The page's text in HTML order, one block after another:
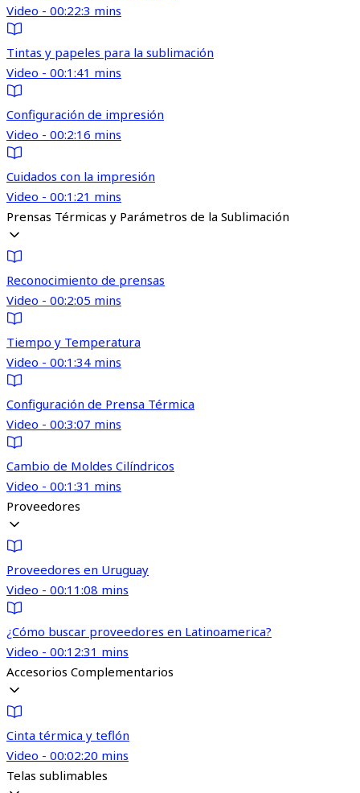
Video - 00:22:3 mins
Tintas y papeles para la sublimación
Video - 00:1:41 mins
Configuración de impresión
Video - 00:2:16 mins
Cuidados con la impresión
Video - 00:1:21 mins
Prensas Térmicas y Parámetros de la Sublimación
Reconocimiento de prensas
Video - 00:2:05 mins
Tiempo y Temperatura
Video - 00:1:34 mins
Configuración de Prensa Térmica
Video - 00:3:07 mins
Cambio de Moldes Cilíndricos
Video - 00:1:31 mins
Proveedores
Proveedores en Uruguay
Video - 00:11:08 mins
¿Cómo buscar proveedores en Latinoamerica?
Video - 00:12:31 mins
Accesorios Complementarios
Cinta térmica y teflón
Video - 00:02:20 mins
Telas sublimables